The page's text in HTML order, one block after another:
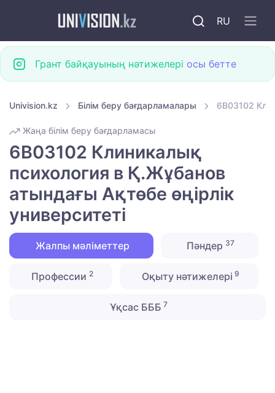
RU
Грант байқауының нәтижелері осы бетте
Univision.kz Білім беру бағдарламалары 6B03102
Жаңа білім беру бағдарламасы
6B03102 Клиникалық
психология в Қ.Жұбанов
атындағы Ақтөбе өңірлік
университеті
Жалпы мәліметтер Пәндер 37
Профессии 2 Оқыту нәтижелері 9
Ұқсас БББ 7